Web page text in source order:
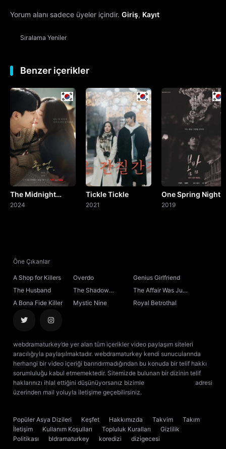
13. Bölüm
14. Bölüm
15. Bölüm
16. Bölüm Final
Yorum alanı sadece üyeler içindir. Giriş, Kayıt
Sıralama Yeniler
Benzer içerikler
The Midnight
Romance in
2024
Tickle Tickle
2021
One Spring Night
2019
Öne Çıkanlar
A Shop for Killers Overdo
Genius Girlfriend
The Husband
The Shadow
Sovereign
The Affair Was Just
the Beginning
A Bona Fide Killer Mystic Nine Royal Betrothal
webdramaturkey’de yer alan tüm içerikler video paylaşım siteleri
aracılığıyla paylaşılmaktadır. webdramaturkey kendi sunucularında
herhangi bir video içeriği barındırmadığından bu konuda bir telif hakkı
sorumluluğu kabul etmemektedir. Sitemizde bulunan bir dizinin telif
haklarınızı ihlal ettiğini düşünüyorsanız bizimle
adresi
üzerinden mail yoluyla iletişime geçebilirsiniz.
Popüler Asya Dizileri Keşfet Hakkımızda Takvim
Takım
İletişim
Kullanım Koşulları Topluluk Kuralları
Gizlilik
Politikası
bldramaturkey koredizi
dizigecesi